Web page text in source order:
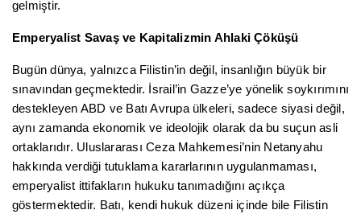
gelmiştir.
Emperyalist Savaş ve Kapitalizmin Ahlaki Çöküşü
Bugün dünya, yalnızca Filistin’in değil, insanlığın büyük bir
sınavından geçmektedir. İsrail’in Gazze’ye yönelik soykırımını
destekleyen ABD ve Batı Avrupa ülkeleri, sadece siyasi değil,
aynı zamanda ekonomik ve ideolojik olarak da bu suçun asli
ortaklarıdır. Uluslararası Ceza Mahkemesi’nin Netanyahu
hakkında verdiği tutuklama kararlarının uygulanmaması,
emperyalist ittifakların hukuku tanımadığını açıkça
göstermektedir. Batı, kendi hukuk düzeni içinde bile Filistin